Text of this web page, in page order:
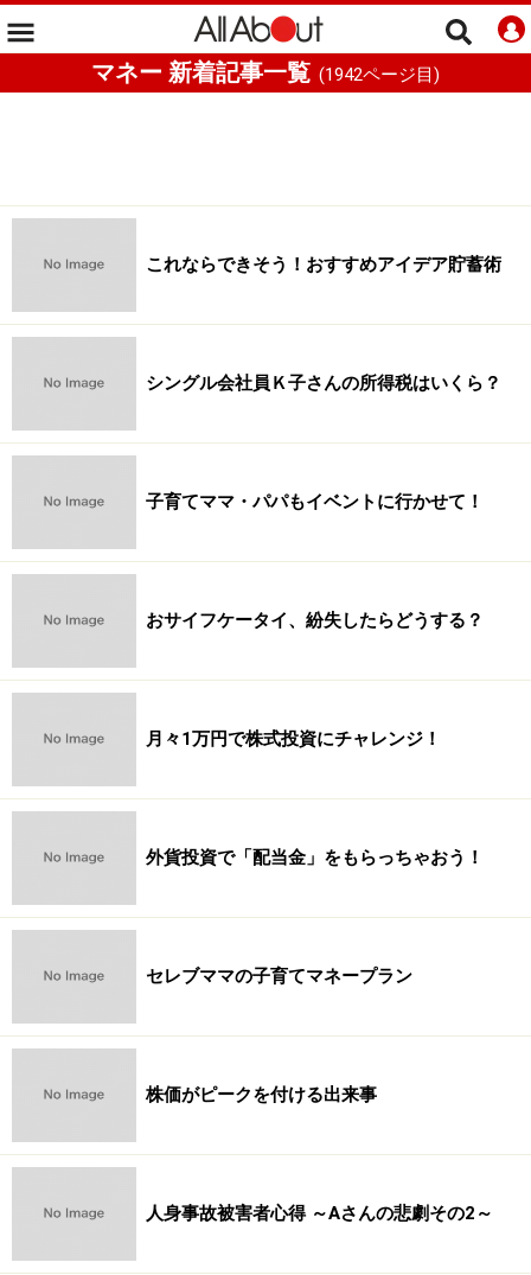
マネー 新着記事一覧 (1942ページ目)
これならできそう！おすすめアイデア貯蓄術
シングル会社員Ｋ子さんの所得税はいくら？
子育てママ・パパもイベントに行かせて！
おサイフケータイ、紛失したらどうする？
月々1万円で株式投資にチャレンジ！
外貨投資で「配当金」をもらっちゃおう！
セレブママの子育てマネープラン
株価がピークを付ける出来事
人身事故被害者心得 ～Aさんの悲劇その2～